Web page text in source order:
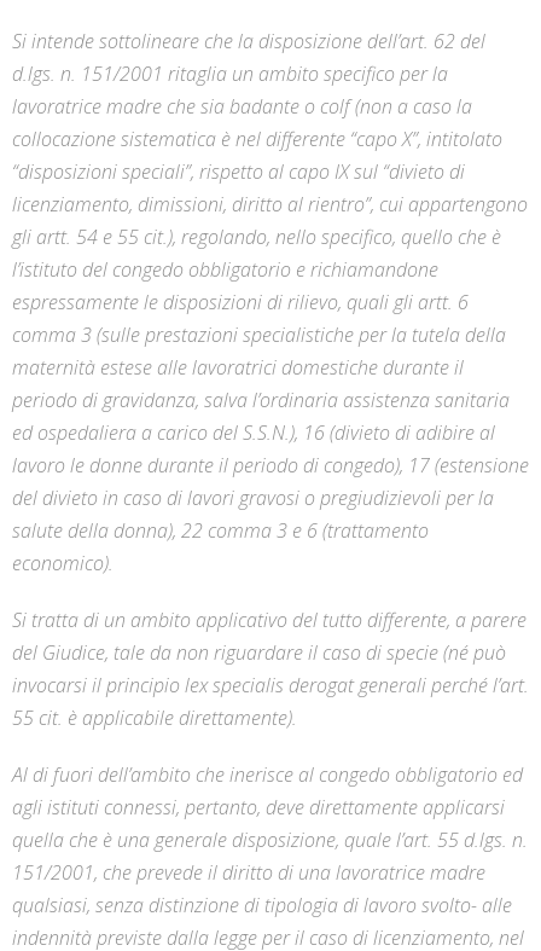
Si intende sottolineare che la disposizione dell’art. 62 del
d.lgs. n. 151/2001 ritaglia un ambito specifico per la
lavoratrice madre che sia badante o colf (non a caso la
collocazione sistematica è nel differente “capo X”, intitolato
“disposizioni speciali”, rispetto al capo IX sul “divieto di
licenziamento, dimissioni, diritto al rientro”, cui appartengono
gli artt. 54 e 55 cit.), regolando, nello specifico, quello che è
l’istituto del congedo obbligatorio e richiamandone
espressamente le disposizioni di rilievo, quali gli artt. 6
comma 3 (sulle prestazioni specialistiche per la tutela della
maternità estese alle lavoratrici domestiche durante il
periodo di gravidanza, salva l’ordinaria assistenza sanitaria
ed ospedaliera a carico del S.S.N.), 16 (divieto di adibire al
lavoro le donne durante il periodo di congedo), 17 (estensione
del divieto in caso di lavori gravosi o pregiudizievoli per la
salute della donna), 22 comma 3 e 6 (trattamento
economico).
Si tratta di un ambito applicativo del tutto differente, a parere
del Giudice, tale da non riguardare il caso di specie (né può
invocarsi il principio lex specialis derogat generali perché l’art.
55 cit. è applicabile direttamente).
Al di fuori dell’ambito che inerisce al congedo obbligatorio ed
agli istituti connessi, pertanto, deve direttamente applicarsi
quella che è una generale disposizione, quale l’art. 55 d.lgs. n.
151/2001, che prevede il diritto di una lavoratrice madre
qualsiasi, senza distinzione di tipologia di lavoro svolto- alle
indennità previste dalla legge per il caso di licenziamento, nel